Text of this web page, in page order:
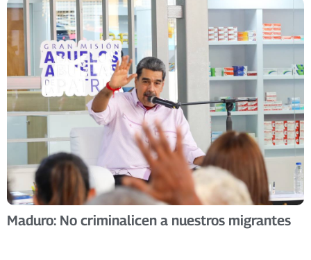
Maduro: No criminalicen a nuestros migrantes